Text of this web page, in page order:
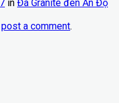
in Đá Granite đen Ấn Độ
post a comment.